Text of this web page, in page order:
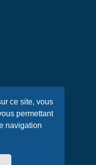
ce site, vous
permettant
navigation